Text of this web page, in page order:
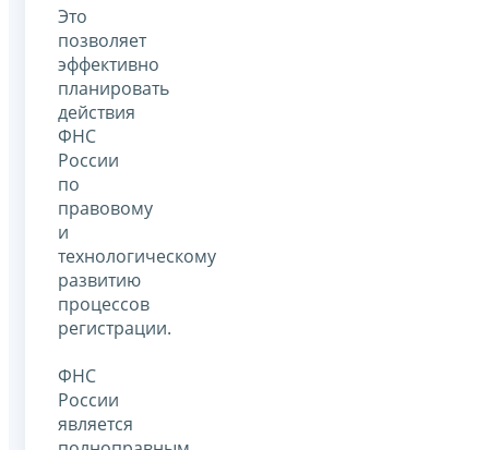
Это
позволяет
эффективно
планировать
действия
ФНС
России
по
правовому
и
технологическому
развитию
процессов
регистрации.
ФНС
России
является